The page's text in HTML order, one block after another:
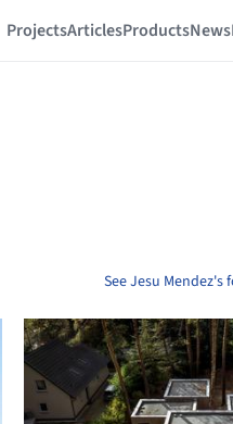
ProjectsArticlesProductsNews
See Jesu Mendez's